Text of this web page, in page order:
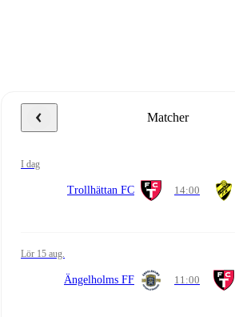
Matcher
i dag
Trollhättan FC 14:00
lör 15 aug.
Ängelholms FF 11:00